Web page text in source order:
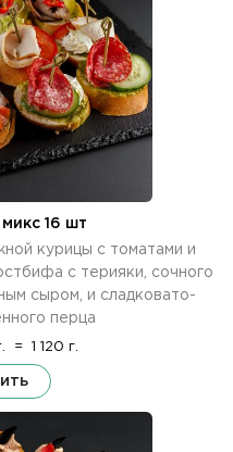
16 шт
курицы с томатами и
с терияки, сочного
сыром, и сладковато-
перца
= 1 120 г.